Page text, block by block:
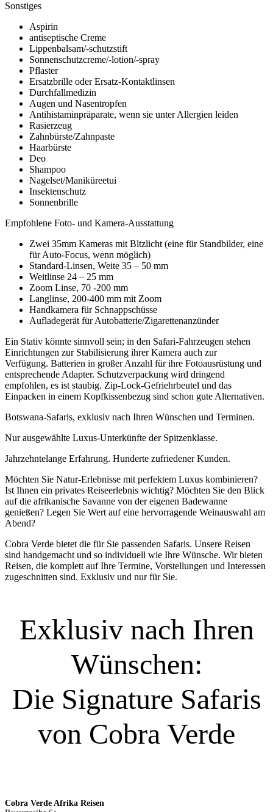
Sonstiges
Aspirin
antiseptische Creme
Lippenbalsam/-schutzstift
Sonnenschutzcreme/-lotion/-spray
Pflaster
Ersatzbrille oder Ersatz-Kontaktlinsen
Durchfallmedizin
Augen und Nasentropfen
Antihistaminpräparate, wenn sie unter Allergien leiden
Rasierzeug
Zahnbürste/Zahnpaste
Haarbürste
Deo
Shampoo
Nagelset/Maniküreetui
Insektenschutz
Sonnenbrille
Empfohlene Foto- und Kamera-Ausstattung
Zwei 35mm Kameras mit Bltzlicht (eine für Standbilder, eine
für Auto-Focus, wenn möglich)
Standard-Linsen, Weite 35 – 50 mm
Weitlinse 24 – 25 mm
Zoom Linse, 70 -200 mm
Langlinse, 200-400 mm mit Zoom
Handkamera für Schnappschüsse
Aufladegerät für Autobatterie/Zigarettenanzünder
Ein Stativ könnte sinnvoll sein; in den Safari-Fahrzeugen stehen
Einrichtungen zur Stabilisierung ihrer Kamera auch zur
Verfügung. Batterien in großer Anzahl für ihre Fotoausrüstung und
entsprechende Adapter. Schutzverpackung wird dringend
empfohlen, es ist staubig. Zip-Lock-Gefriehrbeutel und das
Einpacken in einem Kopfkissenbezug sind schon gute Alternativen.
Botswana-Safaris, exklusiv nach Ihren Wünschen und Terminen.
Nur ausgewählte Luxus-Unterkünfte der Spitzenklasse.
Jahrzehntelange Erfahrung. Hunderte zufriedener Kunden.
Möchten Sie Natur-Erlebnisse mit perfektem Luxus kombinieren?
Ist Ihnen ein privates Reiseerlebnis wichtig? Möchten Sie den Blick
auf die afrikanische Savanne von der eigenen Badewanne
genießen? Legen Sie Wert auf eine hervorragende Weinauswahl am
Abend?
Cobra Verde bietet die für Sie passenden Safaris. Unsere Reisen
sind handgemacht und so individuell wie Ihre Wünsche. Wir bieten
Reisen, die komplett auf Ihre Termine, Vorstellungen und Interessen
zugeschnitten sind. Exklusiv und nur für Sie.
Exklusiv nach Ihren
Wünschen:
Die Signature Safaris
von Cobra Verde
Cobra Verde Afrika Reisen